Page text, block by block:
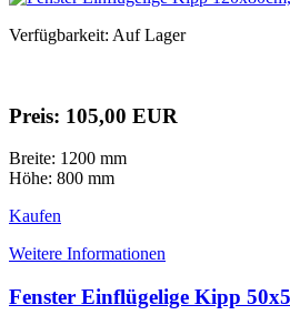
Verfügbarkeit: Auf Lager
Preis: 105,00 EUR
Breite: 1200 mm
Höhe: 800 mm
Kaufen
Weitere Informationen
Fenster Einflügelige Kipp